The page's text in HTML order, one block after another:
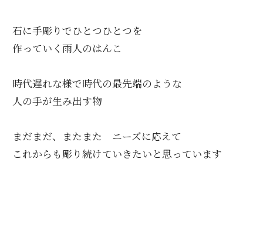
石に手彫りでひとつひとつを
作っていく雨人のはんこ
時代遅れな様で時代の最先端のような
人の手が生み出す物
まだまだ、またまた ニーズに応えて
これからも彫り続けていきたいと思っています